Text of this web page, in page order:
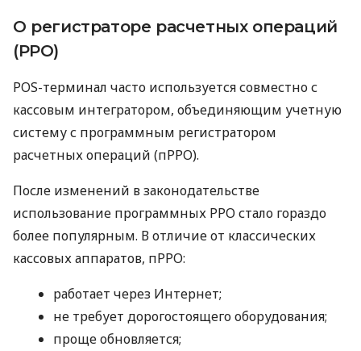
О регистраторе расчетных операций
(РРО)
POS-терминал часто используется совместно с
кассовым интегратором, объединяющим учетную
систему с программным регистратором
расчетных операций (пРРО).
После изменений в законодательстве
использование программных РРО стало гораздо
более популярным. В отличие от классических
кассовых аппаратов, пРРО:
работает через Интернет;
не требует дорогостоящего оборудования;
проще обновляется;